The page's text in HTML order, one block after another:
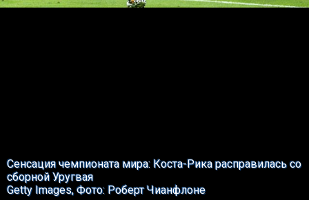
Сенсация чемпионата мира: Коста-Рика расправилась со
сборной Уругвая
Getty Images, Фото: Роберт Чианфлоне